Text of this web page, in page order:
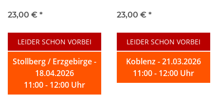
23,00 € *
LEIDER SCHON VORBEI
Stollberg / Erzgebirge -
18.04.2026
11:00 - 12:00 Uhr
23,00 € *
LEIDER SCHON VORBEI
Koblenz - 21.03.2026
11:00 - 12:00 Uhr